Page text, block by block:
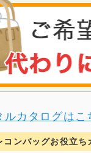
ルカタログはこ
コンバッグお役立ち